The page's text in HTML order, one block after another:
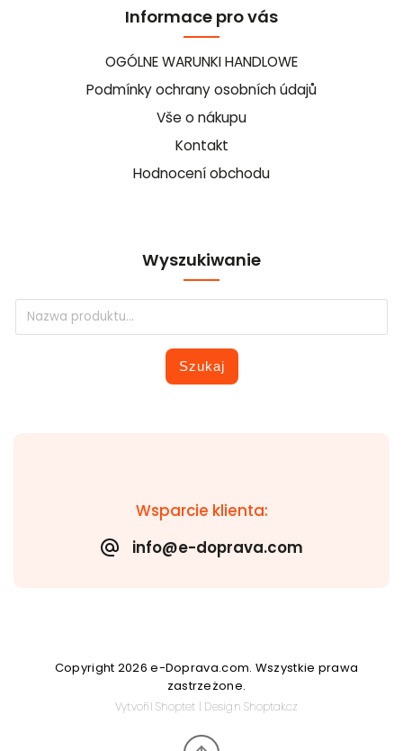
Wsparcie klienta:
info@e-doprava.com
Informace pro vás
OGÓLNE WARUNKI HANDLOWE
Podmínky ochrany osobních údajů
Vše o nákupu
Kontakt
Hodnocení obchodu
Wyszukiwanie
Szukaj
Copyright 2026e-Doprava.com. Wszystkie prawa
zastrzeżone.
VytvořilShoptet | DesignShoptak.cz